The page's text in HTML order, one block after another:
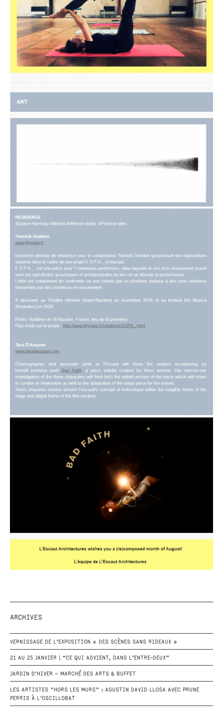
ARCHIVES
VERNISSAGE DE L’EXPOSITION « DES SCÈNES SANS RIDEAUX »
21 AU 25 JANVIER | “CE QUI ADVIENT, DANS L’ENTRE-DEUX”
JARDIN D’HIVER – MARCHÉ DES ARTS & BUFFET
LES ARTISTES "HORS LES MURS" : AGUSTIN DAVID LLOSA AVEC PRUNE
PERRIS À L'OSCILLOBAT